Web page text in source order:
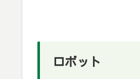
ロボット